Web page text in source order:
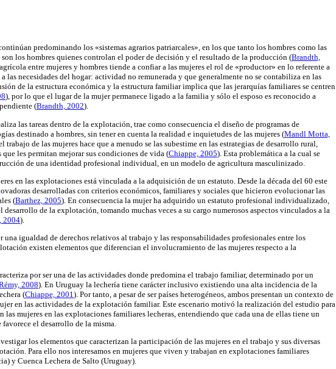
predominando los «sistemas agrarios patriarcales», en los que tanto los hombres como las
los hombres quienes controlan el poder de decisión y el resultado de la producción (Brandth,
entre mujeres y hombres tiende a confiar a las mujeres el rol de «productor» en lo referente a
las necesidades del hogar: actividad no remunerada y que generalmente no se contabiliza en las
de la estructura económica y la estructura familiar implica que las jerarquías familiares se centren
), por lo que el lugar de la mujer permanece ligado a la familia y sólo el esposo es reconocido a
(Brandth, 2002).
las tareas dentro de la explotación, trae como consecuencia el diseño de programas de
destinado a hombres, sin tener en cuenta la realidad e inquietudes de las mujeres (Mandl Motta,
de las mujeres hace que a menudo se las subestime en las estrategias de desarrollo rural,
les permitan mejorar sus condiciones de vida (Chiappe, 2005). Esta problemática a la cual se
de una identidad profesional individual, en un modelo de agricultura masculinizado.
en las explotaciones está vinculada a la adquisición de un estatuto. Desde la década del 60 este
desarrolladas con criterios económicos, familiares y sociales que hicieron evolucionar las
(Barthez, 2005). En consecuencia la mujer ha adquirido un estatuto profesional individualizado,
de la explotación, tomando muchas veces a su cargo numerosos aspectos vinculados a la
2004).
una igualdad de derechos relativos al trabajo y las responsabilidades profesionales entre los
existen elementos que diferencian el involucramiento de las mujeres respecto a la
por ser una de las actividades donde predomina el trabajo familiar, determinado por un
2008). En Uruguay la lechería tiene carácter inclusivo existiendo una alta incidencia de la
(Chiappe, 2001). Por tanto, a pesar de ser países heterogéneos, ambos presentan un contexto de
en las actividades de la explotación familiar. Este escenario motivó la realización del estudio para
mujeres en las explotaciones familiares lecheras, entendiendo que cada una de ellas tiene un
el desarrollo de la misma.
los elementos que caracterizan la participación de las mujeres en el trabajo y sus diversas
Para ello nos interesamos en mujeres que viven y trabajan en explotaciones familiares
y Cuenca Lechera de Salto (Uruguay).